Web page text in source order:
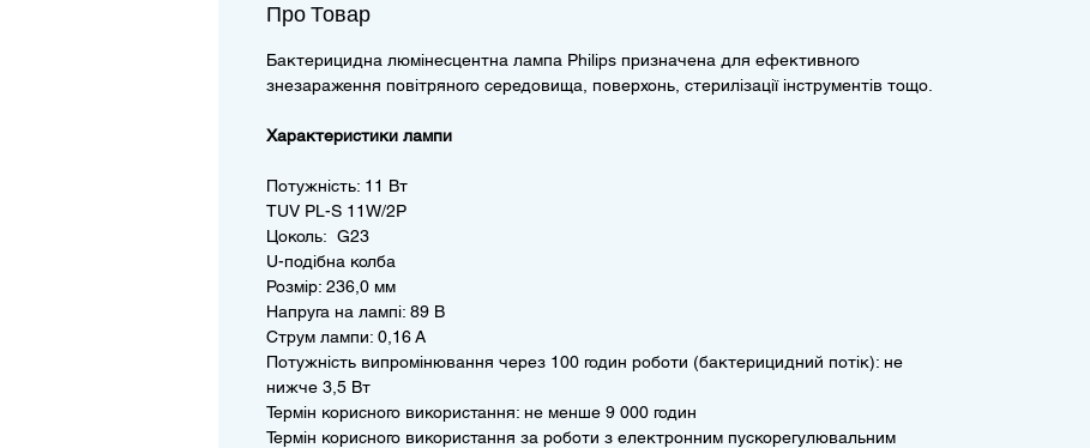
Про Товар
Бактерицидна люмінесцентна лампа Philips призначена для ефективного
знезараження повітряного середовища, поверхонь, стерилізації інструментів тощо.
Характеристики лампи
Потужність: 11 Вт
TUV PL-S 11W/2P
Цоколь: G23
U-подібна колба
Розмір: 236,0 мм
Напруга на лампі: 89 В
Струм лампи: 0,16 А
Потужність випромінювання через 100 годин роботи (бактерицидний потік): не
нижче 3,5 Вт
Термін корисного використання: не менше 9 000 годин
Термін корисного використання за роботи з електронним пускорегулювальним